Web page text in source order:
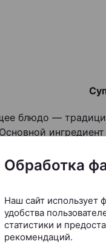
блюдо —
корнем калгана с
Обработка
Наш сайт использует
удобства
статистики и
рекомендаций.